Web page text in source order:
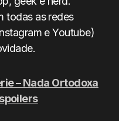
todas as redes
e Youtube)
– Nada Ortodoxa